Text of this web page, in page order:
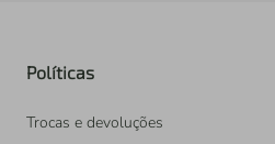
Políticas
Trocas e devoluções